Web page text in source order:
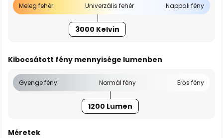
Meleg fehér Univerzális fehér Nappali fény
3000 Kelvin
Kibocsátott fény mennyisége lumenben
Gyenge fény Normál fény Erős fény
1200 Lumen
Méretek